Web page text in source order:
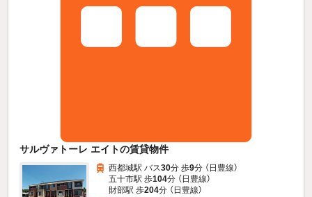
サルヴァトーレ エイトの賃貸物件
西都城駅 バス30分 歩9分 （日豊線）
五十市駅 歩104分 （日豊線）
財部駅 歩204分 （日豊線）